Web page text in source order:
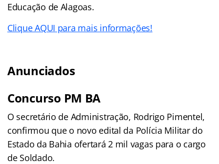
Educação de Alagoas.
Clique AQUI para mais informações!
Anunciados
Concurso PM BA
O secretário de Administração, Rodrigo Pimentel,
confirmou que o novo edital da Polícia Militar do
Estado da Bahia ofertará 2 mil vagas para o cargo
de Soldado.